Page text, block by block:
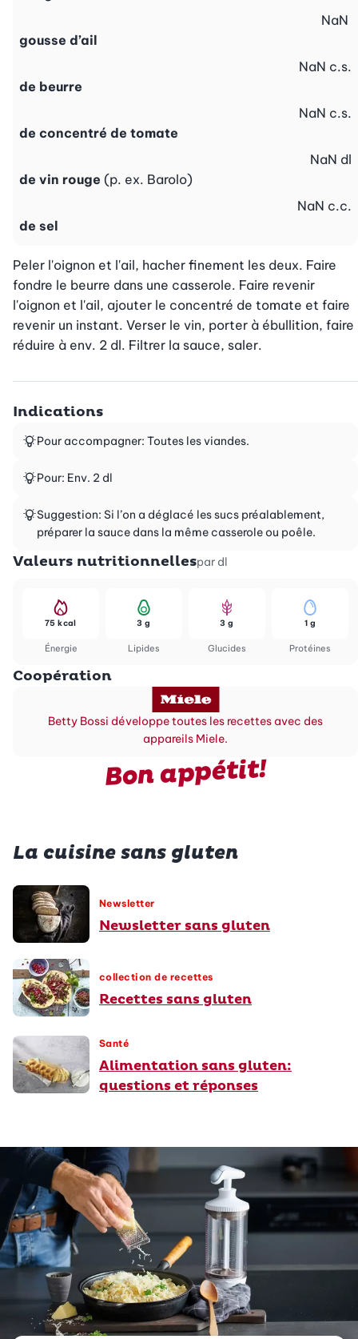
gousse d’ail
NaN
de beurre
NaN c.s.
de concentré de tomate
NaN c.s.
de vin rouge (p. ex. Barolo)
NaN dl
de sel
NaN c.c.
Peler l'oignon et l'ail, hacher finement les deux. Faire
fondre le beurre dans une casserole. Faire revenir
l'oignon et l'ail, ajouter le concentré de tomate et faire
revenir un instant. Verser le vin, porter à ébullition, faire
réduire à env. 2 dl. Filtrer la sauce, saler.
Indications
Pour accompagner: Toutes les viandes.
Pour: Env. 2 dl
Suggestion: Si l’on a déglacé les sucs préalablement,
préparer la sauce dans la même casserole ou poêle.
Valeurs nutritionnellespar dl
Énergie
75 kcal
Lipides
3 g
Glucides
3 g
Protéines
1 g
Coopération
Betty Bossi développe toutes les recettes avec des
appareils Miele.
Bon appétit!
La cuisine sans gluten
Newsletter
Newsletter sans gluten
collection de recettes
Recettes sans gluten
Santé
Alimentation sans gluten:
questions et réponses